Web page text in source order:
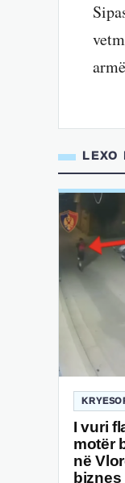
LEXO
I vuri
motër
në
biznes